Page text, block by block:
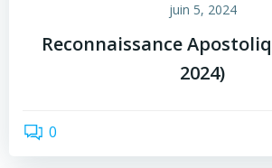
juin 5, 2024
Reconnaissance
2024)
0